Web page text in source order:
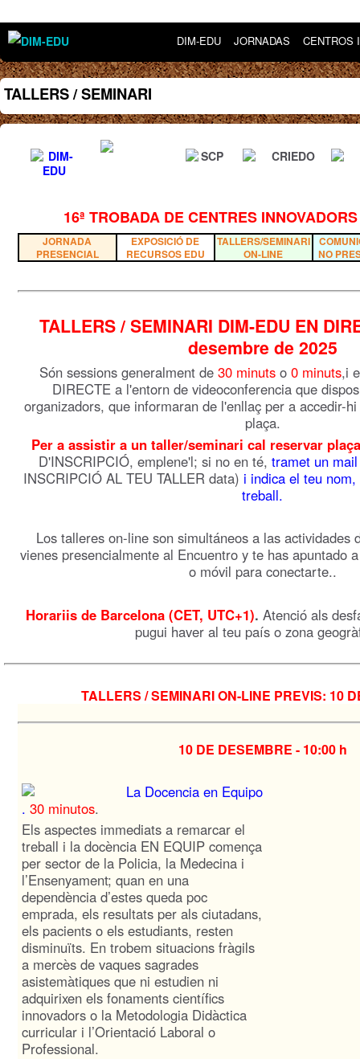
DIM-EDU JORNADAS CENTROS
TALLERS / SEMINARI
16ª TROBADA DE CENTRES
JORNADA
PRESENCIAL
EXPOSICIÓ DE
RECURSOS EDU
TALLERS/SEMINARI
ON-LINE
NO
TALLERS / SEMINARI DIM-EDU EN
desembre de 2025
Són sessions generalment de 30 minutso 0 minuts,i
DIRECTE a l'entorn de videoconferencia que
organizadors, que informaran de l'enllaç per a accedir-
plaça.
Per a assistir a un taller/seminari cal reservar plaça
D'INSCRIPCIÓ, emplene'l; si no en té, tramet un
INSCRIPCIÓ AL TEU TALLER data) i indica el teu
treball.
Los talleres on-line son simultáneos a las actividades
vienes presencialmente al Encuentro y te has apuntado
o móvil para conectarte..
Horariis de Barcelona (CET, UTC+1). Atenció als
pugui haver al teu país o zona
TALLERS / SEMINARI ON-LINE PREVIS: 10
10 DE DESEMBRE - 10:00 h
La Docencia en Equipo
. 30 minutos.
Els aspectes immediats a remarcar el
treball i la docència EN EQUIP comença
per sector de la Policia, la Medecina i
l’Ensenyament; quan en una
dependència d’estes queda poc
emprada, els resultats per als ciutadans,
els pacients o els estudiants, resten
disminuïts. En trobem situacions fràgils
a mercès de vaques sagrades
asistemàtiques que ni estudien ni
adquirixen els fonaments científics
innovadors o la Metodologia Didàctica
curricular i l’Orientació Laboral o
Professional.